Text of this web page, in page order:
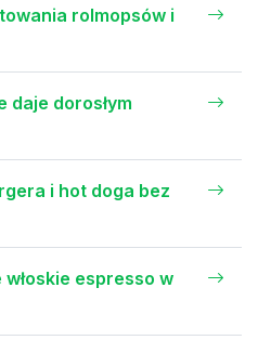
rolmopsów i
daje dorosłym
i hot doga bez
espresso w